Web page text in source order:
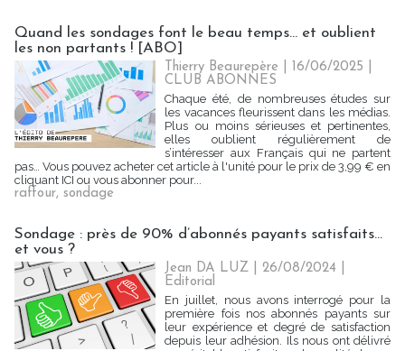
Quand les sondages font le beau temps… et oublient
les non partants ! [ABO]
Thierry Beaurepère | 16/06/2025
CLUB ABONNES
Chaque été, de nombreuses études sur
les vacances fleurissent dans les médias.
Plus ou moins sérieuses et pertinentes,
elles oublient régulièrement de
s’intéresser aux Français qui ne partent
pas… Vous pouvez acheter cet article à l'unité pour le prix de 3,99 € en
cliquant ICI ou vous abonner pour...
raffour, sondage
Sondage : près de 90% d’abonnés payants satisfaits…
et vous ?
Jean DA LUZ | 26/08/2024
Editorial
En juillet, nous avons interrogé pour la
première fois nos abonnés payants sur
leur expérience et degré de satisfaction
depuis leur adhésion. Ils nous ont délivré